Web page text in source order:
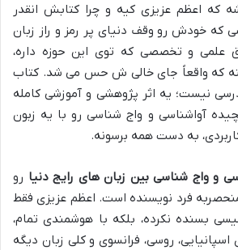
که اعظم عزیزی کیه و چرا کتابش انقدر
که خودش رو وقف دنیای پر رمز و راز زبان
علمی و تخصصی که توی این حوزه داره،
که واقعاً جای خالی ش حس می شد. کتاب
نیست؛ یه اثر پژوهشی و آموزشی کامله
آواشناسی و واج شناسی رو با یه زبون
به دست همه برسونه.
و واج شناسی بین زبان های رایج دنیا رو
فرد نویسنده است. اعظم عزیزی فقط
بسنده نکرده، بلکه با هوشمندی تمام،
روسی، فرانسوی و کلی زبان دیگه